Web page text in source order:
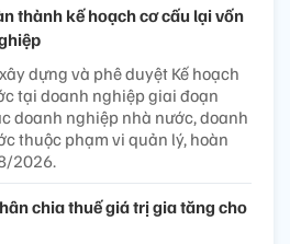
thành kế hoạch cơ cấu lại vốn
dựng và phê duyệt Kế hoạch
tại doanh nghiệp giai đoạn
doanh nghiệp nhà nước, doanh
thuộc phạm vi quản lý, hoàn
2026.
chia thuế giá trị gia tăng cho